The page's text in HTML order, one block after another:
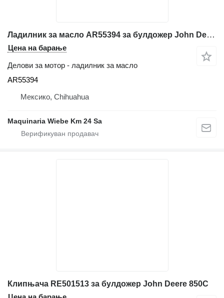
Ладилник за масло AR55394 за булдожер John Deere 850C
Цена на барање
Делови за мотор - ладилник за масло
AR55394
Мексико, Chihuahua
Maquinaria Wiebe Km 24 Sa
Клипњача RE501513 за булдожер John Deere 850C